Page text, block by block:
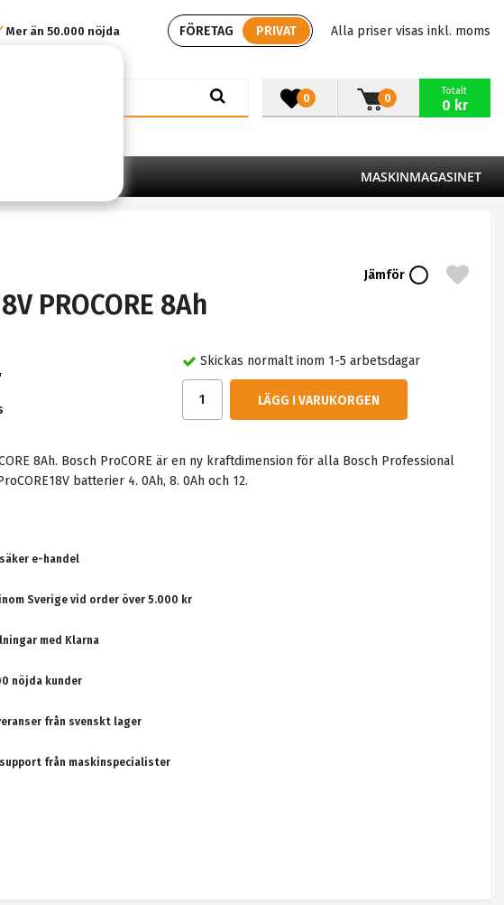
FÖRETAG PRIVAT Alla priser visas inkl. moms
Mer än 50.000 nöjda
0
Totalt
0 kr
0
MASKINMAGASINET
PROCORE 8Ah
Jämför
Skickas normalt inom 1-5 arbetsdagar
LÄGG I VARUKORGEN
8Ah. Bosch ProCORE är en ny kraftdimension för alla Bosch Professional
batterier 4. 0Ah, 8. 0Ah och 12.
e-handel
Sverige vid order över 5.000 kr
med Klarna
nöjda kunder
från svenskt lager
från maskinspecialister